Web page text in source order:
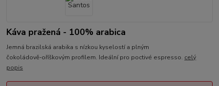
Káva pražená - 100% arabica
Jemná brazilská arabika s nízkou kyselostí a plným
čokoládově‑oříškovým profilem. Ideální pro poctivé espresso. celý
popis